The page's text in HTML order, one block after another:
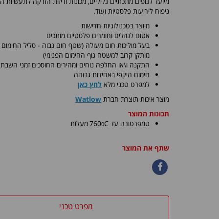
ניפוח ליריעות פלסטיות ועוד.
מיוצר בטכנולוגיות חדישות
אטום לנוזלים וחומרים פלסטיים מותכים
בעל מוליכות חום מעולה (שטף חום גבוה - סליל החימום
מותקן קרוב למשטח גוף החימום הפנימי)
התקנה ו\או החלפה נוחים ומהירים החוסכים זמני
חימום היקפי באחידות גבוהה
למפרט טכני מלא לחץ כאן
​מוצר איכות תוצרת חברת Watlow
תכונות המוצר
טמפרטורה עד C
7600 מעלות
שתף את המוצר
מפרט טכני